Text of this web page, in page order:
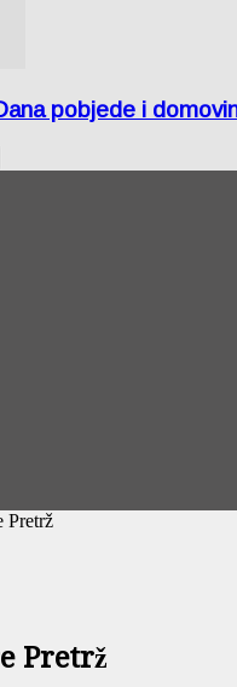
pobjede i
Pretrž
Pretrž